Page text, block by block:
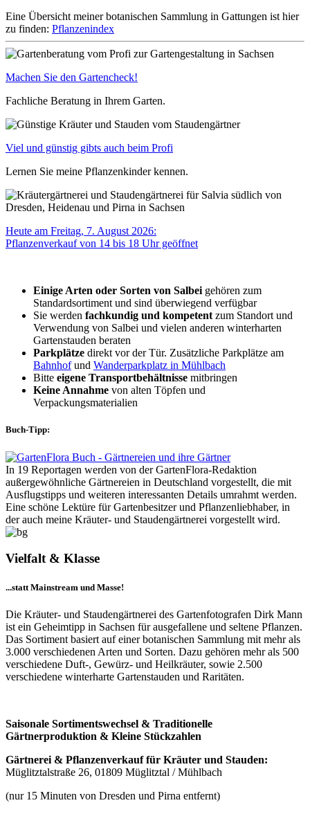
Eine Übersicht meiner botanischen Sammlung in Gattungen ist hier
zu finden: Pflanzenindex
Machen Sie den Gartencheck!
Fachliche Beratung in Ihrem Garten.
Viel und günstig gibts auch beim Profi
Lernen Sie meine Pflanzenkinder kennen.
Heute am Freitag, 7. August 2026:
Pflanzenverkauf von 14 bis 18 Uhr geöffnet
Einige Arten oder Sorten von Salbei gehören zum
Standardsortiment und sind überwiegend verfügbar
Sie werden fachkundig und kompetent zum Standort und
Verwendung von Salbei und vielen anderen winterharten
Gartenstauden beraten
Parkplätze direkt vor der Tür. Zusätzliche Parkplätze am
Bahnhofund Wanderparkplatz in Mühlbach
Bitte eigene Transportbehältnisse mitbringen
Keine Annahme von alten Töpfen und
Verpackungsmaterialien
Buch-Tipp:
In 19 Reportagen werden von der GartenFlora-Redaktion
außergewöhnliche Gärtnereien in Deutschland vorgestellt, die mit
Ausflugstipps und weiteren interessanten Details umrahmt werden.
Eine schöne Lektüre für Gartenbesitzer und Pflanzenliebhaber, in
der auch meine Kräuter- und Staudengärtnerei vorgestellt wird.
Vielfalt & Klasse
...statt Mainstream und Masse!
Die Kräuter- und Staudengärtnerei des Gartenfotografen Dirk Mann
ist ein Geheimtipp in Sachsen für ausgefallene und seltene Pflanzen.
Das Sortiment basiert auf einer botanischen Sammlung mit mehr als
3.000 verschiedenen Arten und Sorten. Dazu gehören mehr als 500
verschiedene Duft-, Gewürz- und Heilkräuter, sowie 2.500
verschiedene winterharte Gartenstauden und Raritäten.
Saisonale Sortimentswechsel & Traditionelle
Gärtnerproduktion & Kleine Stückzahlen
Gärtnerei & Pflanzenverkauf für Kräuter und Stauden:
Müglitztalstraße 26, 01809 Müglitztal / Mühlbach
(nur 15 Minuten von Dresden und Pirna entfernt)